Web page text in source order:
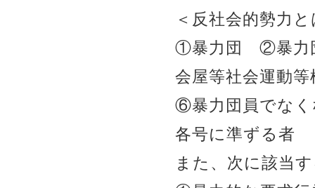
＜反社会的勢力
①暴力団 ②暴力
会屋等社会運動
⑥暴力団員でな
各号に準ずる者
また、次に該当